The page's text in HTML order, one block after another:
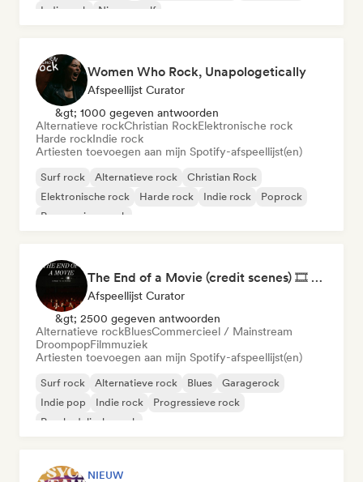
Indie rock
Nieuwe golf
Women Who Rock, Unapologetically
Afspeellijst Curator
&gt; 1000 gegeven antwoorden
Alternatieve rockChristian RockElektronische rock
Harde rockIndie rock
Artiesten toevoegen aan mijn Spotify-afspeellijst(en)
Surf rock Alternatieve rock
Christian Rock
Elektronische rock
Harde rock Indie rock
Poprock
Progressieve rock
The End of a Movie (credit scenes) 🎞️ Cinematic Dream Pop & Bedroom Indie
Afspeellijst Curator
&gt; 2500 gegeven antwoorden
Alternatieve rockBluesCommercieel / Mainstream
DroompopFilmmuziek
Artiesten toevoegen aan mijn Spotify-afspeellijst(en)
Surf rock Alternatieve rock Blues
Garagerock
Indie pop
Indie rock
Progressieve rock
Psychedelische rock
NIEUW